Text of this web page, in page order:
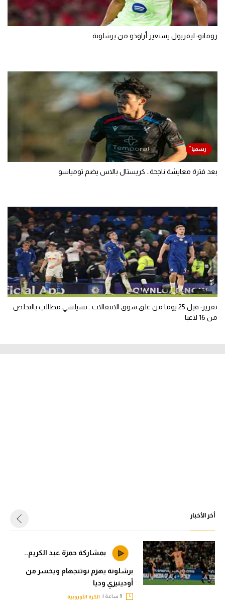
رومانو: ليفربول يستعير أراوخو من برشلونة
بعد فترة معايشة ناجحة.. كريستال بالاس يضم تومياسو
تقرير: قبل 25 يوما من غلق سوق الانتقالات.. تشيلسي مطالب بالتخلص
من 16 لاعبا
أخر الأخبار
بمشاركة حمزة عبد الكريم..
برشلونة يهزم نوتنجهام ويخسر من
أودينيزي وديا
الكرة الأوروبية